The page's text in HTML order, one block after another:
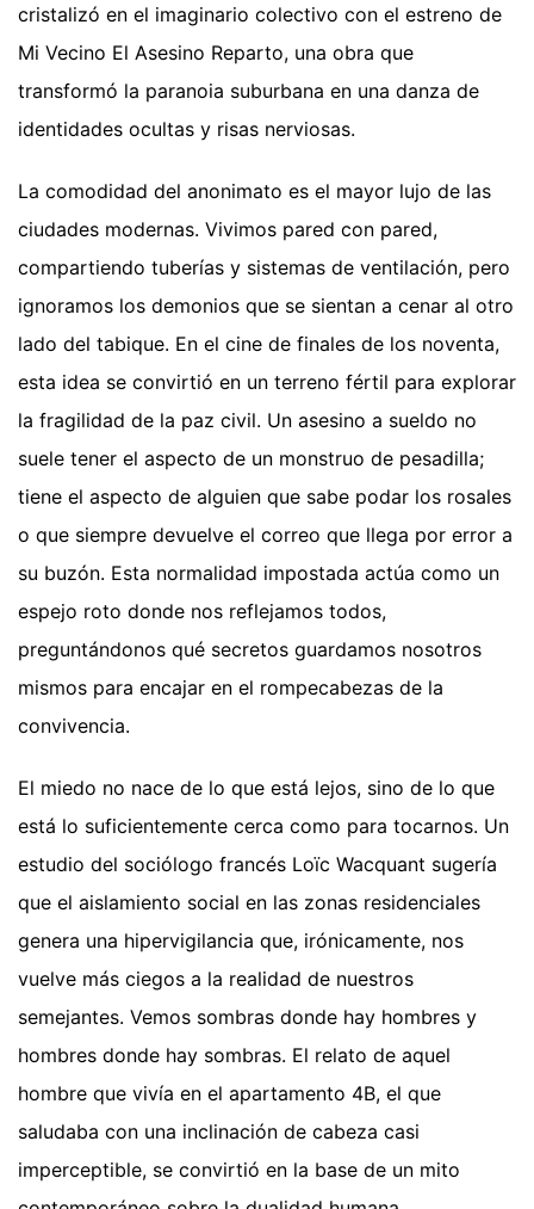
cristalizó en el imaginario colectivo con el estreno de
Mi Vecino El Asesino Reparto, una obra que
transformó la paranoia suburbana en una danza de
identidades ocultas y risas nerviosas.
La comodidad del anonimato es el mayor lujo de las
ciudades modernas. Vivimos pared con pared,
compartiendo tuberías y sistemas de ventilación, pero
ignoramos los demonios que se sientan a cenar al otro
lado del tabique. En el cine de finales de los noventa,
esta idea se convirtió en un terreno fértil para explorar
la fragilidad de la paz civil. Un asesino a sueldo no
suele tener el aspecto de un monstruo de pesadilla;
tiene el aspecto de alguien que sabe podar los rosales
o que siempre devuelve el correo que llega por error a
su buzón. Esta normalidad impostada actúa como un
espejo roto donde nos reflejamos todos,
preguntándonos qué secretos guardamos nosotros
mismos para encajar en el rompecabezas de la
convivencia.
El miedo no nace de lo que está lejos, sino de lo que
está lo suficientemente cerca como para tocarnos. Un
estudio del sociólogo francés Loïc Wacquant sugería
que el aislamiento social en las zonas residenciales
genera una hipervigilancia que, irónicamente, nos
vuelve más ciegos a la realidad de nuestros
semejantes. Vemos sombras donde hay hombres y
hombres donde hay sombras. El relato de aquel
hombre que vivía en el apartamento 4B, el que
saludaba con una inclinación de cabeza casi
imperceptible, se convirtió en la base de un mito